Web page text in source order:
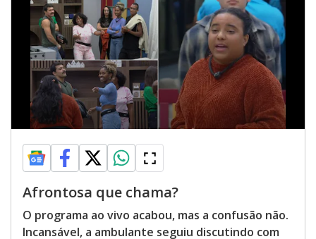
Afrontosa que chama?
O programa ao vivo acabou, mas a confusão não.
Incansável, a ambulante seguiu discutindo com